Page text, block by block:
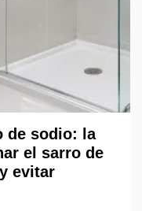
de sodio: la
el sarro de
evitar